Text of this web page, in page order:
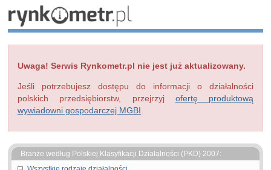
Uwaga! Serwis Rynkometr.pl nie jest już aktualizowany.
Jeśli potrzebujesz dostępu do informacji o działalności
polskich przedsiębiorstw, przejrzyj ofertę produktową
wywiadowni gospodarczej MGBI
Branże według Polskiej Klasyfikacji Działalności (PKD) 2007: